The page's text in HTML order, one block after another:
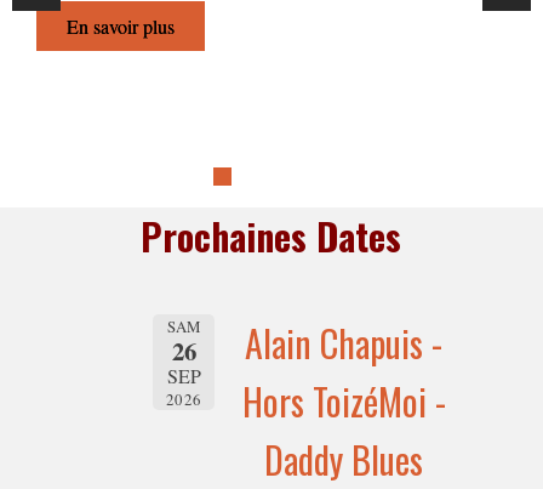
En savoir plus
Previous
Prochaines Dates
SAM
26
SEP
2026
Alain Chapuis -
Hors ToizéMoi -
Daddy Blues